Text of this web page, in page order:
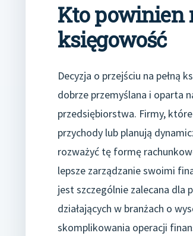
Kto powinien
księgowość
Decyzja o przejściu na pełną
dobrze przemyślana i oparta
przedsiębiorstwa. Firmy,
przychody lub planują
rozważyć tę formę
lepsze zarządzanie swoimi
jest szczególnie zalecana dla
działających w branżach o
skomplikowania operacji